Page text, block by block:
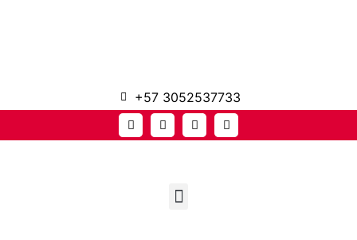
+57 3052537733